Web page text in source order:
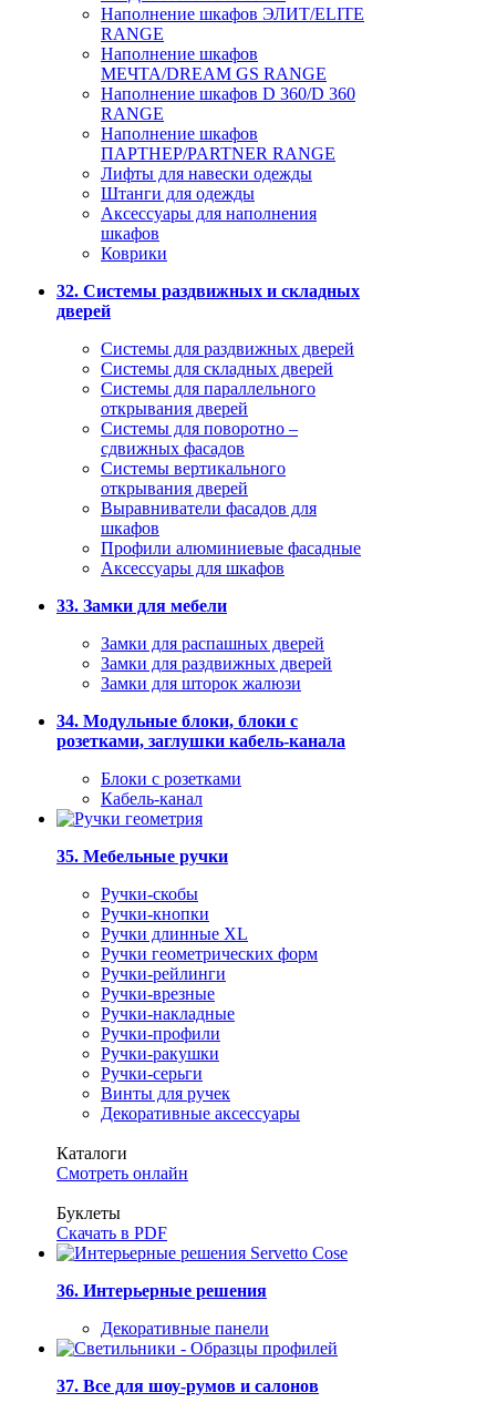
Наполнение шкафов ЭЛИТ/ELITE
RANGE
Наполнение шкафов
МЕЧТА/DREAM GS RANGE
Наполнение шкафов D 360/D 360
RANGE
Наполнение шкафов
ПАРТНЕР/PARTNER RANGE
Лифты для навески одежды
Штанги для одежды
Аксессуары для наполнения
шкафов
Коврики
32. Системы раздвижных и складных
дверей
Системы для раздвижных дверей
Системы для складных дверей
Системы для параллельного
открывания дверей
Системы для поворотно –
сдвижных фасадов
Системы вертикального
открывания дверей
Выравниватели фасадов для
шкафов
Профили алюминиевые фасадные
Аксессуары для шкафов
33. Замки для мебели
Замки для распашных дверей
Замки для раздвижных дверей
Замки для шторок жалюзи
34. Модульные блоки, блоки с
розетками, заглушки кабель-канала
Блоки с розетками
Кабель-канал
35. Мебельные ручки
Ручки-скобы
Ручки-кнопки
Ручки длинные XL
Ручки геометрических форм
Ручки-рейлинги
Ручки-врезные
Ручки-накладные
Ручки-профили
Ручки-ракушки
Ручки-серьги
Винты для ручек
Декоративные аксессуары
Каталоги
Смотреть онлайн
Буклеты
Скачать в PDF
36. Интерьерные решения
Декоративные панели
37. Все для шоу-румов и салонов